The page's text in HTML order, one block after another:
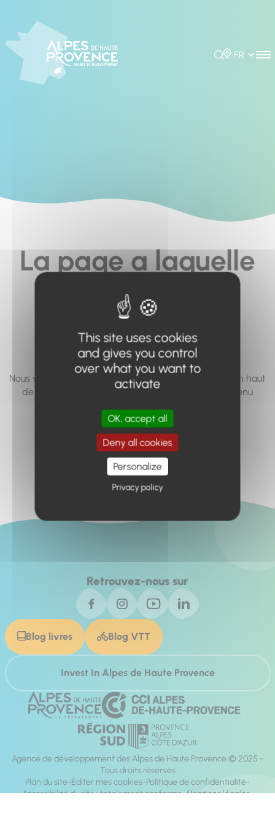
Rechercher
Choisir la
La page a laquelle
vous cherchez à
accéder n'existe
pas... ou plus.
Nous vous invitons à utiliser le moteur de recherche en haut
de page, ou à utiliser le menu pour trouver le contenu
Retour à l'accueil
Retrouvez-nous sur
Blog livres Blog VTT
Invest In Alpes de Haute Provence
Agence de développement des Alpes de Haute Provence © 2025 -
Tous droits réservés
Plan du site Éditer mes cookies Politique de confidentialité
Accessibilité du site : totalement conforme Mentions légales
This site uses cookies
and gives you control
over what you want to
activate
OK, accept all
Deny all cookies
Personalize
Privacy policy